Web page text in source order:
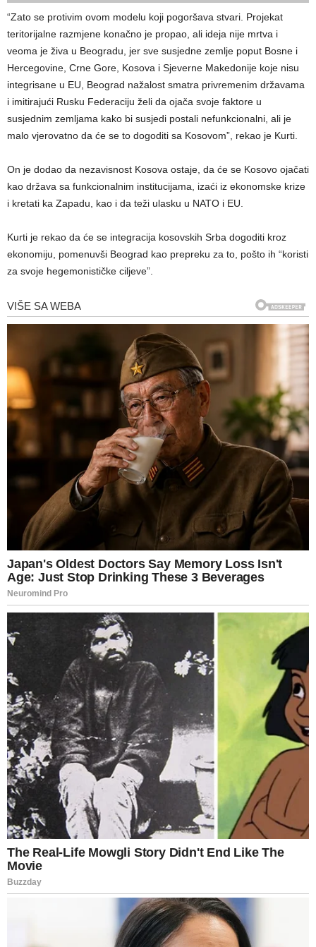
“Zato se protivim ovom modelu koji pogoršava stvari. Projekat
teritorijalne razmjene konačno je propao, ali ideja nije mrtva i
veoma je živa u Beogradu, jer sve susjedne zemlje poput Bosne i
Hercegovine, Crne Gore, Kosova i Sjeverne Makedonije koje nisu
integrisane u EU, Beograd nažalost smatra privremenim državama
i imitirajući Rusku Federaciju želi da ojača svoje faktore u
susjednim zemljama kako bi susjedi postali nefunkcionalni, ali je
malo vjerovatno da će se to dogoditi sa Kosovom”, rekao je Kurti.
On je dodao da nezavisnost Kosova ostaje, da će se Kosovo ojačati
kao država sa funkcionalnim institucijama, izaći iz ekonomske krize
i kretati ka Zapadu, kao i da teži ulasku u NATO i EU.
Kurti je rekao da će se integracija kosovskih Srba dogoditi kroz
ekonomiju, pomenuvši Beograd kao prepreku za to, pošto ih “koristi
za svoje hegemonističke ciljeve”.